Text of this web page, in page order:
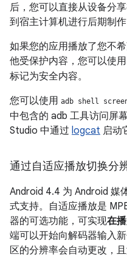
后，您可以直接从设备分
到宿主计算机进行后期制作
如果您的应用播放了您不
他受保护内容，您可以使用
标记为安全内容。
您可以使用 adb shell
中包含的 adb 工具访问屏
Studio 中通过 logcat 启动
通过自适应播放切换分
Android 4.4 为 Android 媒
式支持。自适应播放是
器的可选功能，可实现在
端可以开始向解码器输入
区的分辨率会自动更改，且